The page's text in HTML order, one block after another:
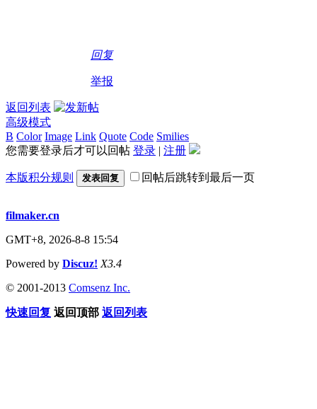
回复
举报
返回列表
高级模式
B Color Image Link Quote Code Smilies
您需要登录后才可以回帖 登录 | 注册
本版积分规则 发表回复 回帖后跳转到最后一页
filmaker.cn
GMT+8, 2026-8-8 15:54
Powered by Discuz! X3.4
© 2001-2013 Comsenz Inc.
快速回复 返回顶部 返回列表